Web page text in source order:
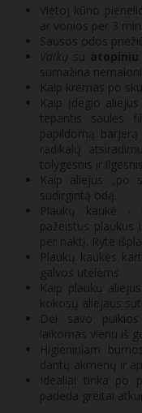
Vietoj kūno
ar vonios per 3
Sausos odos
Vaikų su
sumažina
Kaip kremas po
Kaip įdegio
tepantis saulės
papildomą
radikalų
tolygesnis ir ilgesnis.
Kaip aliejus „po
sudirgintą odą.
Plaukų kaukė -
pažeistus
per naktį. Ryte
Plaukų kaukės
galvos utėlėms.
Kaip plaukų
kokosų aliejaus
Dėl savo
laikomas vienu iš
Higieniniam
dantų akmenų ir
Idealiai tinka po
padeda greitai